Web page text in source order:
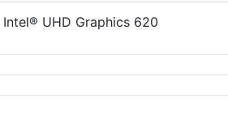
Intel® UHD Graphics 620